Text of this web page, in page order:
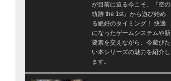
が目前に迫る今こそ、『空の
軌跡 the 1st』から遊び始め
る絶好のタイミング！ 快適
になったゲームシステムや新
要素を交えながら、今遊びた
い本シリーズの魅力を紹介し
ます。